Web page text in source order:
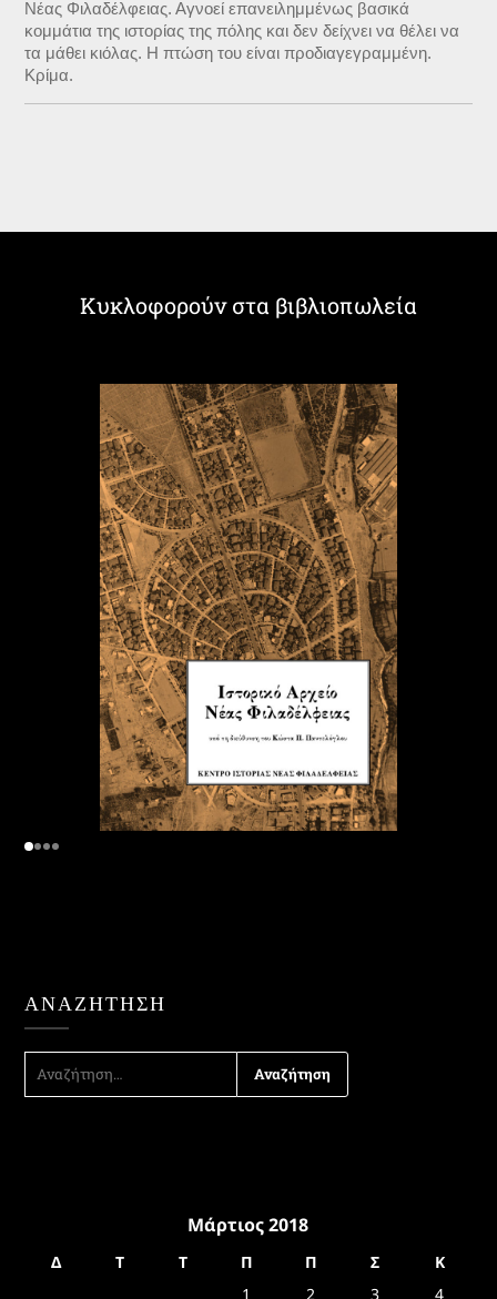
Νέας Φιλαδέλφειας. Αγνοεί επανειλημμένως βασικά
κομμάτια της ιστορίας της πόλης και δεν δείχνει να θέλει να
τα μάθει κιόλας. Η πτώση του είναι προδιαγεγραμμένη.
Κρίμα.
Κυκλοφορούν στα βιβλιοπωλεία
ΑΝΑΖΉΤΗΣΗ
ΓΙΑ:
Μάρτιος 2018
Δ Τ Τ Π Π Σ
Κ
1
2 3
4